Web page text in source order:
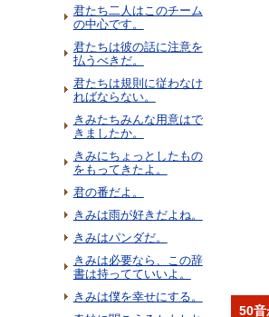
君たち二人はこのチーム
の中心です。
君たちは彼の話に注意を
払うべきだ。
君たちは規則に従わなけ
ればならない。
きみたちみんな用意はで
きましたか。
きみにちょっとしたもの
をもってきたよ。
君の番だよ。
きみは雨が好きだよね。
きみはパンダだ。
きみは必要なら、この辞
書は持ってていいよ。
きみは僕を幸せにする。
50音